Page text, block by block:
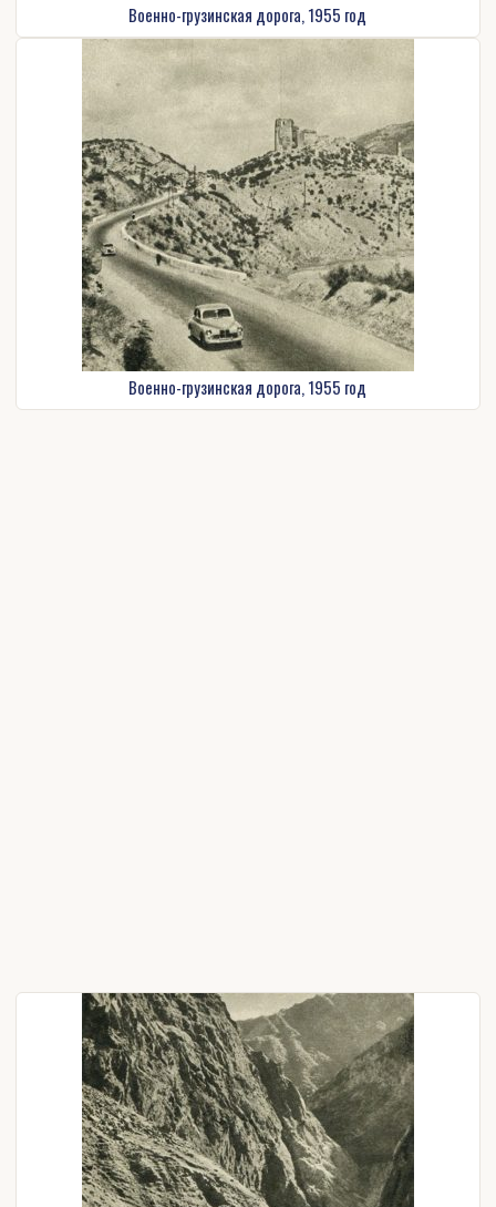
Военно-грузинская дорога, 1955 год
Военно-грузинская дорога, 1955 год